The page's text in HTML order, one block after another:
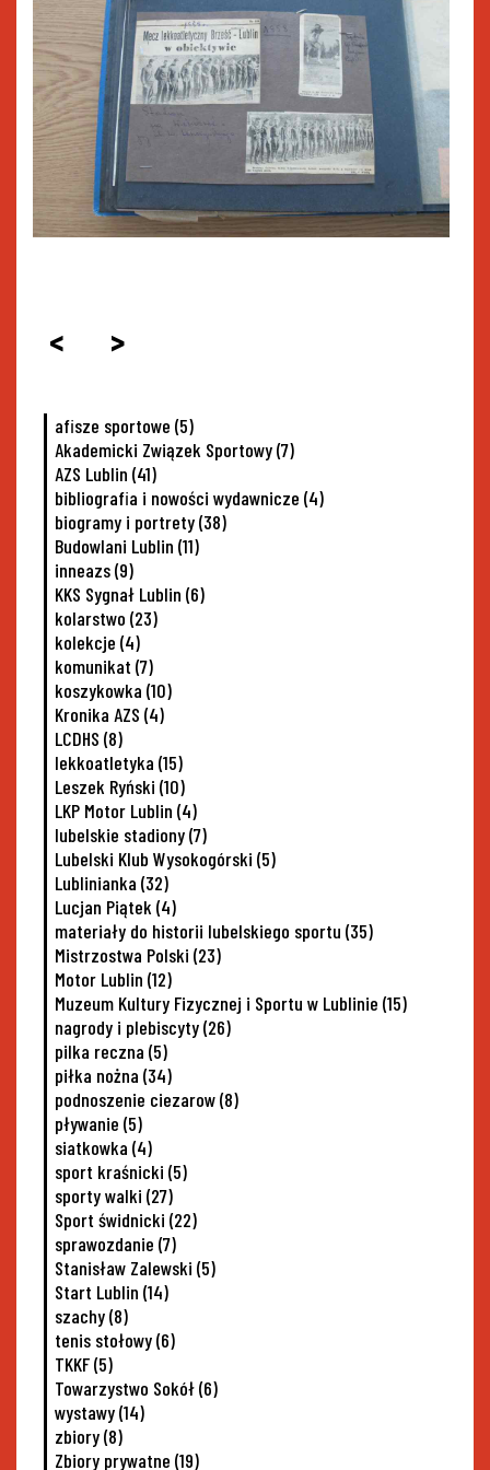
< >
afisze sportowe (5)
Akademicki Związek Sportowy(7)
AZS Lublin (41)
bibliografia i nowości wydawnicze (4)
biogramy i portrety(38)
Budowlani Lublin (11)
inneazs(9)
KKS Sygnał Lublin (6)
kolarstwo (23)
kolekcje (4)
komunikat (7)
koszykowka (10)
Kronika AZS (4)
LCDHS (8)
lekkoatletyka (15)
Leszek Ryński (10)
LKP Motor Lublin (4)
lubelskie stadiony(7)
Lubelski Klub Wysokogórski (5)
Lublinianka (32)
Lucjan Piątek (4)
materiały do historii lubelskiego sportu (35)
Mistrzostwa Polski (23)
Motor Lublin (12)
Muzeum Kultury Fizycznej i Sportu w Lublinie (15)
nagrody i plebiscyty(26)
pilka reczna (5)
piłka nożna (34)
podnoszenie ciezarow(8)
pływanie (5)
siatkowka (4)
sport kraśnicki (5)
sporty walki (27)
Sport świdnicki (22)
sprawozdanie (7)
Stanisław Zalewski (5)
Start Lublin (14)
szachy(8)
tenis stołowy(6)
TKKF(5)
Towarzystwo Sokół(6)
wystawy(14)
zbiory(8)
Zbiory prywatne (19)